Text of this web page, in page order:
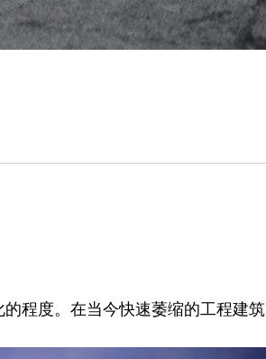
程度。在当今快速萎缩的工程建筑